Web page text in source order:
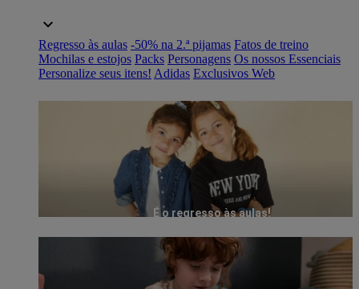
Regresso às aulas -50% na 2.ª pijamas Fatos de treino
Mochilas e estojos Packs Personagens Os nossos Essenciais
Personalize seus itens! Adidas Exclusivos Web
É o regresso às aulas!